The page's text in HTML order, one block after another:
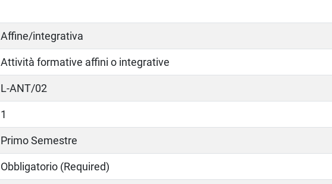
Affine/integrativa
Attività formative affini o integrative
L-ANT/02
1
Primo Semestre
Obbligatorio (Required)